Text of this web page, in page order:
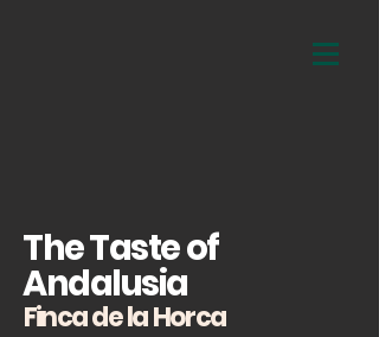
The Taste of
Andalusia
Finca de la Horca